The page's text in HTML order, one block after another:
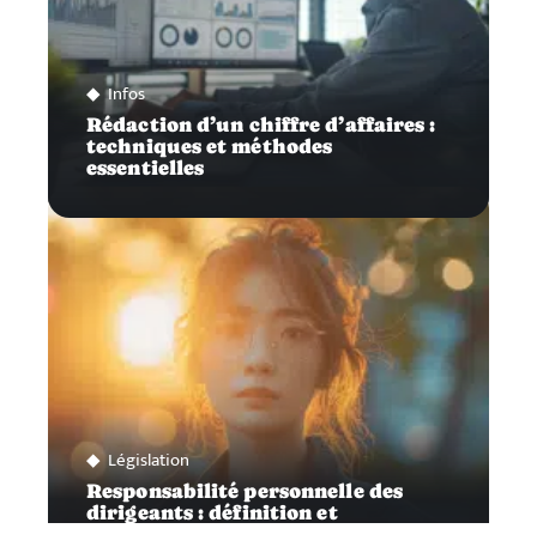
Infos
Rédaction d’un chiffre d’affaires :
techniques et méthodes
essentielles
Législation
Responsabilité personnelle des
dirigeants : définition et